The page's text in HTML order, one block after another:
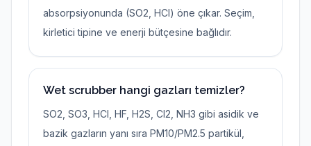
absorpsiyonunda (SO2, HCl) öne çıkar. Seçim,
kirletici tipine ve enerji bütçesine bağlıdır.
Wet scrubber hangi gazları temizler?
SO2, SO3, HCl, HF, H2S, Cl2, NH3 gibi asidik ve
bazik gazların yanı sıra PM10/PM2.5 partikül,